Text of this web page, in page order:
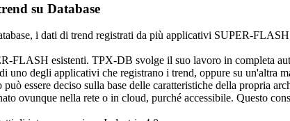
su Database
i dati di trend registrati da più applicativi SUPER-
FLASH esistenti. TPX-DB svolge il suo lavoro in completa
uno degli applicativi che registrano i trend, oppure su un'altra
essere deciso sulla base delle caratteristiche della propria
ovunque nella rete o in cloud, purché accessibile. Questo